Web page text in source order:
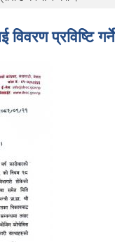
विवरण प्रविष्टि